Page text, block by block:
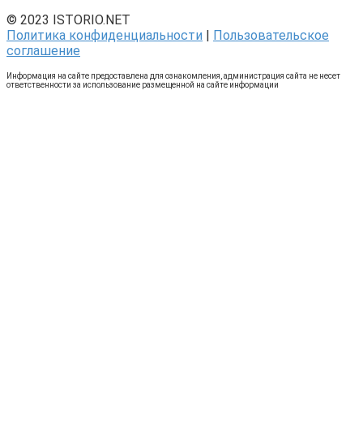
© 2023 ISTORIO.NET
Политика конфиденциальности | Пользовательское
соглашение
Информация на сайте предоставлена для ознакомления, администрация сайта не несет
ответственности за использование размещенной на сайте информации